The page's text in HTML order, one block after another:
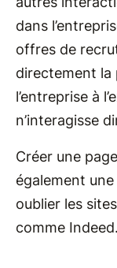
dans
offres de
directement la
l’entreprise à
n’interagisse
Créer une
également
oublier les
comme Indeed.